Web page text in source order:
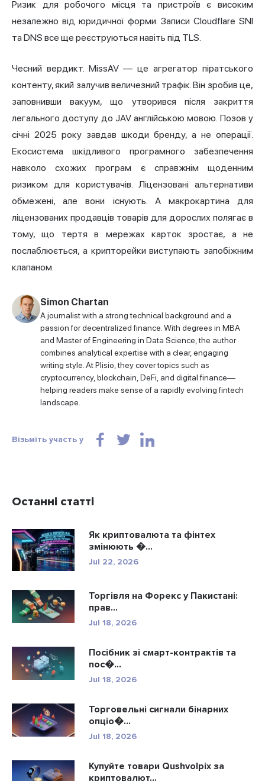
Ризик для робочого місця та пристроїв є високим
незалежно від юридичної форми. Записи Cloudflare SNI
та DNS все ще реєструються навіть під TLS.
Чесний вердикт. MissAV — це агрегатор піратського
контенту, який залучив величезний трафік. Він зробив це,
заповнивши вакуум, що утворився після закриття
легального доступу до JAV англійською мовою. Позов у
січні 2025 року завдав шкоди бренду, а не операції.
Екосистема шкідливого програмного забезпечення
навколо схожих програм є справжнім щоденним
ризиком для користувачів. Ліцензовані альтернативи
обмежені, але вони існують. А макрокартина для
ліцензованих продавців товарів для дорослих полягає в
тому, що тертя в мережах карток зростає, а не
послаблюється, а крипторейки виступають запобіжним
клапаном.
Simon Chartan
A journalist with a strong technical background and a
passion for decentralized finance. With degrees in MBA
and Master of Engineering in Data Science, the author
combines analytical expertise with a clear, engaging
writing style. At Plisio, they cover topics such as
cryptocurrency, blockchain, DeFi, and digital finance—
helping readers make sense of a rapidly evolving fintech
landscape.
Візьміть участь у
Останні статті
Як криптовалюта та фінтех
змінюють �...
Jul 22, 2026
Торгівля на Форекс у Пакистані:
прав...
Jul 18, 2026
Посібник зі смарт-контрактів та
пос�...
Jul 18, 2026
Торговельні сигнали бінарних
опціо�...
Jul 18, 2026
Купуйте товари Qushvolpix за
криптовалют...